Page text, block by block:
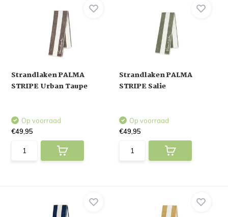
Strandlaken PALMA
STRIPE Urban Taupe
Op voorraad
€49,95
Strandlaken PALMA
STRIPE Salie
Op voorraad
€49,95